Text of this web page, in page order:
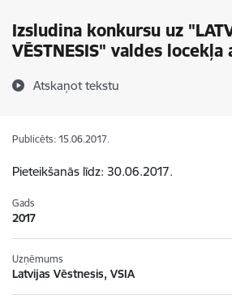
Izsludina konkursu uz
VĒSTNESIS" valdes locekļa
Atskaņot tekstu
Publicēts: 15.06.2017.
Pieteikšanās līdz: 30.06.2017.
Gads
2017
Uzņēmums
Latvijas Vēstnesis, VSIA